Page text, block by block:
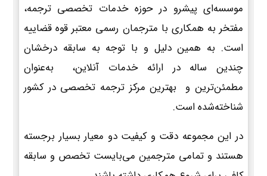
موسسه‌ای پیشرو در حوزه خدمات تخصصی ترجمه،
مفتخر به همکاری با مترجمان رسمی معتبر قوه قضاییه
است. به همین دلیل و با توجه به سابقه درخشان
چندین ساله در ارائه خدمات آنلاین، به‌عنوان
مطمئن‌ترین و بهترین مرکز ترجمه تخصصی در کشور
شناخته‌شده است.
در این مجموعه دقت و کیفیت دو معیار بسیار برجسته
هستند و تمامی مترجمین می‌بایست تخصص و سابقه